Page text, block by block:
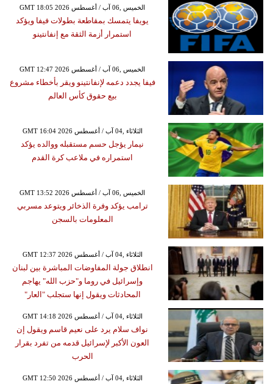
GMT 18:05 2026 الخميس ,06 آب / أغسطس
يويفا يتمسك بمقاطعة بطولات فيفا ويؤكد
استمرار أزمة الثقة مع إنفانتينو
GMT 12:47 2026 الخميس ,06 آب / أغسطس
فيفا يجدد دعمه لإنفانتينو ويقر بأخطاء مشروع
بيع حقوق كأس العالم
GMT 16:04 2026 الثلاثاء ,04 آب / أغسطس
نيمار يؤجل حسم مستقبله ووالده يؤكد
استمراره في ملاعب كرة القدم
GMT 13:52 2026 الخميس ,06 آب / أغسطس
ترامب يؤكد وفرة الذخائر ويتوعد مسربي
المعلومات بالسجن
GMT 12:37 2026 الثلاثاء ,04 آب / أغسطس
انطلاق جولة المفاوضات المباشرة بين لبنان
وإسرائيل في روما و"حزب الله" يهاجم
المحادثات ويقول إنها ستجلب "العار"
GMT 14:18 2026 الثلاثاء ,04 آب / أغسطس
نواف سلام يرد على نعيم قاسم ويقول إن
العون الأكبر لإسرائيل قدمه من تفرد بقرار
الحرب
GMT 12:50 2026 الثلاثاء ,04 آب / أغسطس